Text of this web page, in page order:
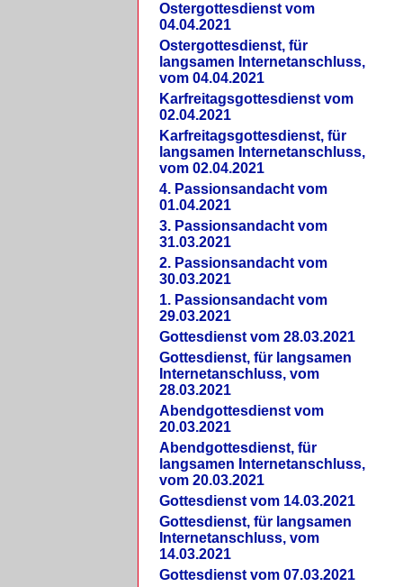
Ostergottesdienst vom
04.04.2021
Ostergottesdienst, für
langsamen Internetanschluss,
vom 04.04.2021
Karfreitagsgottesdienst vom
02.04.2021
Karfreitagsgottesdienst, für
langsamen Internetanschluss,
vom 02.04.2021
4. Passionsandacht vom
01.04.2021
3. Passionsandacht vom
31.03.2021
2. Passionsandacht vom
30.03.2021
1. Passionsandacht vom
29.03.2021
Gottesdienst vom 28.03.2021
Gottesdienst, für langsamen
Internetanschluss, vom
28.03.2021
Abendgottesdienst vom
20.03.2021
Abendgottesdienst, für
langsamen Internetanschluss,
vom 20.03.2021
Gottesdienst vom 14.03.2021
Gottesdienst, für langsamen
Internetanschluss, vom
14.03.2021
Gottesdienst vom 07.03.2021